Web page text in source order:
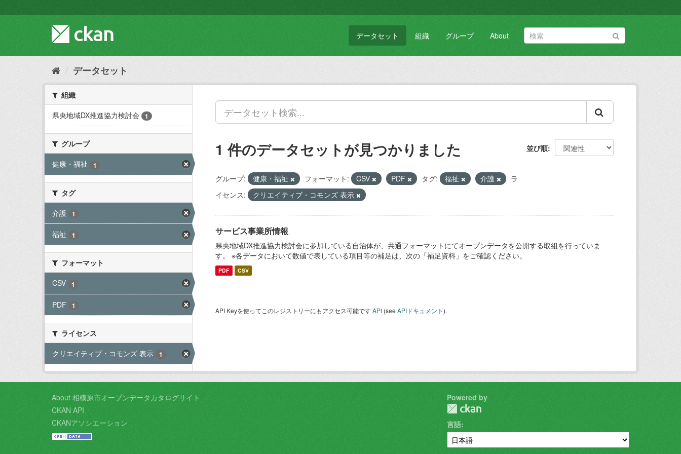
キ
て
データセット 組織 グループ About
データセット
組織
県央地域DX推進協力検討会
1
グループ
健康・福祉
1
タグ
介護
1
福祉 1
フォーマット
CSV
1
PDF 1
ライセンス
クリエイティブ・コモンズ 表示
1
並び順
1 件のデータセットが見つかりました
グループ: 健康・福祉 フォーマット: CSV PDF タグ: 福祉 介護
ラ
イセンス:
クリエイティブ・コモンズ 表示
サービス事業所情報
県央地域DX推進協力検討会に参加している自治体が、共通フォーマットにてオープンデータを公開する取組を行っていま
す。 ※各データにおいて数値で表している項目等の補足は、次の「補足資料」をご確認ください。
PDF CSV
API Keyを使ってこのレジストリーにもアクセス可能ですAPI (see APIドキュメント).
About 相模原市オープンデータカタログサイト
CKAN API
CKANアソシエーション
Powered by
言語